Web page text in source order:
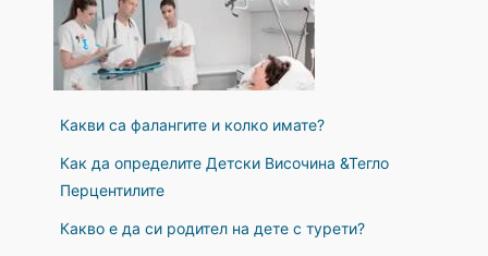
Какви са фалангите и колко имате?
Как да определите Детски Височина &Тегло
Перцентилите
Какво е да си родител на дете с турети?